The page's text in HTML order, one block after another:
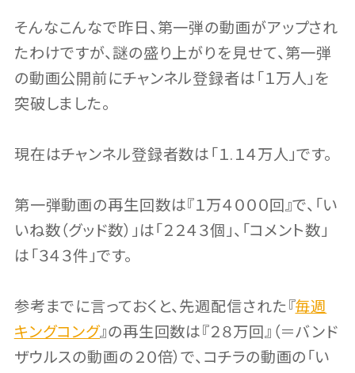
そんなこんなで昨日、第一弾の動画がアップされ
たわけですが、謎の盛り上がりを見せて、第一弾
の動画公開前にチャンネル登録者は「１万人」を
突破しました。
現在はチャンネル登録者数は「１.１４万人」です。
第一弾動画の再生回数は『１万４０００回』で、「い
いね数（グッド数）」は「２２４３個」、「コメント数」
は「３４３件」です。
参考までに言っておくと、先週配信された『毎週
キングコング』の再生回数は『２８万回』（＝バンド
ザウルスの動画の２０倍）で、コチラの動画の「い